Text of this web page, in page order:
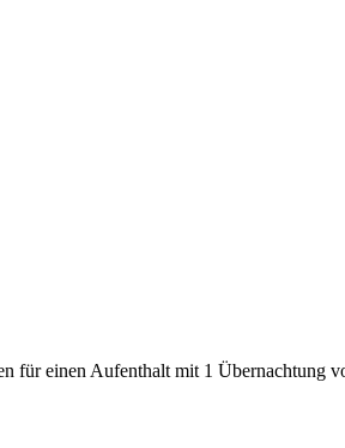
für einen Aufenthalt mit 1 Übernachtung